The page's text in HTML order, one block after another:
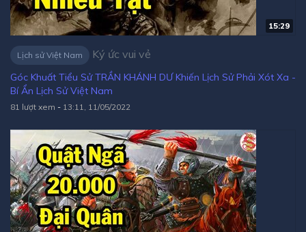
15:29
Lịch sử Việt Nam Ký ức vui vẻ
Góc Khuất Tiểu Sử TRẦN KHÁNH DƯ Khiến Lịch Sử Phải Xót Xa -
Bí Ẩn Lịch Sử Việt Nam
81 lượt xem - 13:11, 11/05/2022